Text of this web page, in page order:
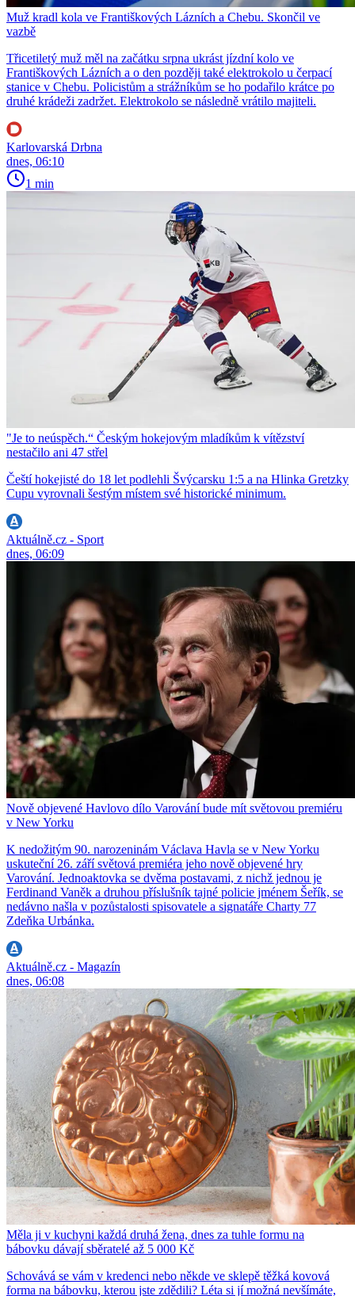
Muž kradl kola ve Františkových Lázních a Chebu. Skončil ve
vazbě
Třicetiletý muž měl na začátku srpna ukrást jízdní kolo ve
Františkových Lázních a o den později také elektrokolo u čerpací
stanice v Chebu. Policistům a strážníkům se ho podařilo krátce po
druhé krádeži zadržet. Elektrokolo se následně vrátilo majiteli.
Karlovarská Drbna
dnes, 06:10
1 min
"Je to neúspěch.“ Českým hokejovým mladíkům k vítězství
nestačilo ani 47 střel
Čeští hokejisté do 18 let podlehli Švýcarsku 1:5 a na Hlinka Gretzky
Cupu vyrovnali šestým místem své historické minimum.
Aktuálně.cz - Sport
dnes, 06:09
Nově objevené Havlovo dílo Varování bude mít světovou premiéru
v New Yorku
K nedožitým 90. narozeninám Václava Havla se v New Yorku
uskuteční 26. září světová premiéra jeho nově objevené hry
Varování. Jednoaktovka se dvěma postavami, z nichž jednou je
Ferdinand Vaněk a druhou příslušník tajné policie jménem Šeřík, se
nedávno našla v pozůstalosti spisovatele a signatáře Charty 77
Zdeňka Urbánka.
Aktuálně.cz - Magazín
dnes, 06:08
Měla ji v kuchyni každá druhá žena, dnes za tuhle formu na
bábovku dávají sběratelé až 5 000 Kč
Schovává se vám v kredenci nebo někde ve sklepě těžká kovová
forma na bábovku, kterou jste zdědili? Léta si jí možná nevšímáte,